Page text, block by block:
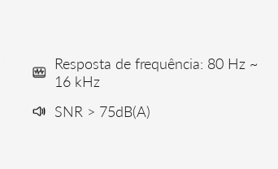
Resposta de frequência: 80 Hz ~
16 kHz
SNR > 75dB(A)